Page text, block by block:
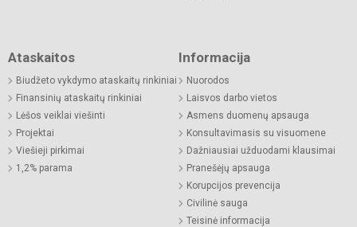
Ataskaitos
Biudžeto vykdymo ataskaitų rinkiniai
Finansinių ataskaitų rinkiniai
Lėšos veiklai viešinti
Projektai
Viešieji pirkimai
1,2% parama
Informacija
Nuorodos
Laisvos darbo vietos
Asmens duomenų apsauga
Konsultavimasis su visuomene
Dažniausiai užduodami klausimai
Pranešėjų apsauga
Korupcijos prevencija
Civilinė sauga
Teisinė informacija